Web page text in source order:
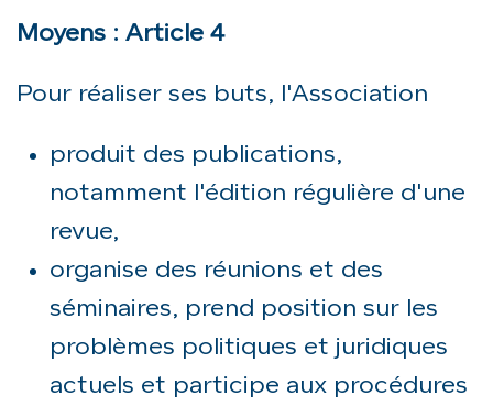
Moyens : Article 4
Pour réaliser ses buts, l'Association
produit des publications,
notamment l'édition régulière d'une
revue,
organise des réunions et des
séminaires, prend position sur les
problèmes politiques et juridiques
actuels et participe aux procédures